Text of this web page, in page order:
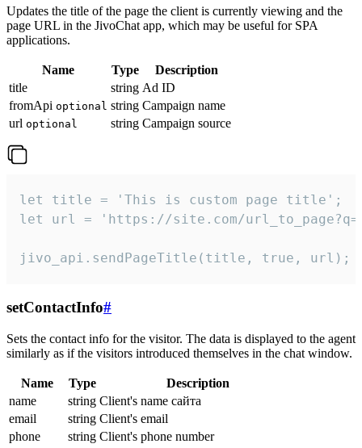
Updates the title of the page the client is currently viewing and the
page URL in the JivoChat app, which may be useful for SPA
applications.
Name Type
Description
title
string Ad ID
fromApi optional string Campaign name
url optional string Campaign source
let title = 'This is custom page title';
let url = 'https://site.com/
jivo_api.sendPageTitle(title, true, url);
setContactInfo#
Sets the contact info for the visitor. The data is displayed to the agent
similarly as if the visitors introduced themselves in the chat window.
Name Type
Description
name
string Client's name сайта
email
string Client's email
phone
string Client's phone number